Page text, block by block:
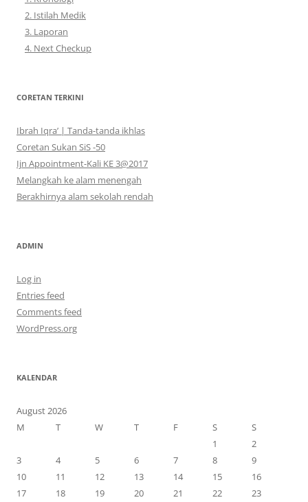
2. Istilah Medik
3. Laporan
4. Next Checkup
CORETAN TERKINI
Ibrah Iqra’ | Tanda-tanda ikhlas
Coretan Sukan SiS -50
Ijn Appointment-Kali KE 3@2017
Melangkah ke alam menengah
Berakhirnya alam sekolah rendah
ADMIN
Log in
Entries feed
Comments feed
WordPress.org
KALENDAR
August 2026
M
T W T F S
S
1
2
3
4 5 6 7 8
9
10
11 12 13 14 15
16
17
18 19 20 21 22
23